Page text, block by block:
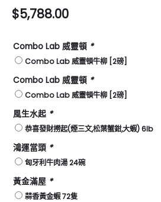
$5,788.00
Combo Lab 威靈頓 *
Combo Lab 威靈頓牛柳 [2磅]
Combo Lab 威靈頓 *
Combo Lab 威靈頓牛柳 [2磅]
風生水起 *
恭喜發財撈起(煙三文,松葉蟹鉗,大蝦) 6lb
鴻運當頭 *
匈牙利牛肉湯 24碗
黃金滿屋 *
蒜香黃金蝦 72隻